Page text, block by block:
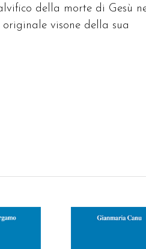
della morte di Gesù
visone della sua